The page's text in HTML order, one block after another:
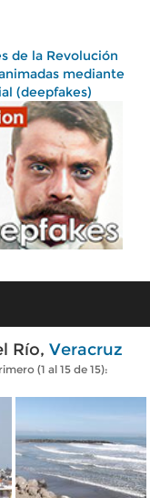
de la Revolución
mediante
(deepfakes)
Río, Veracruz
(1 al 15 de 15):